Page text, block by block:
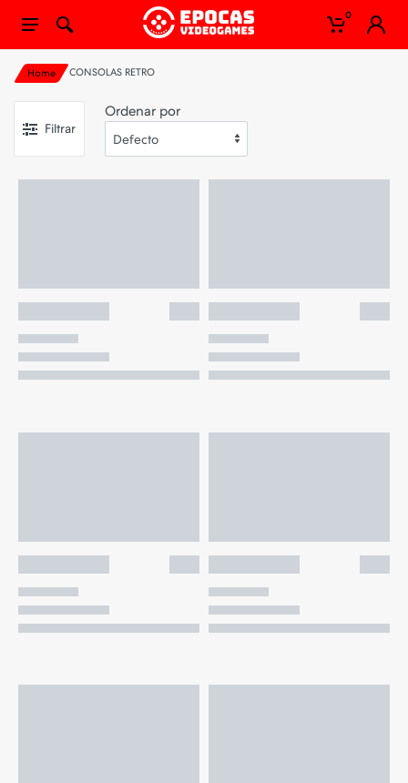
0
Home CONSOLAS RETRO
Filtrar
Ordenar por